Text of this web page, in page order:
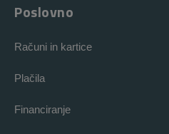
Poslovno
Računi in kartice
Plačila
Financiranje